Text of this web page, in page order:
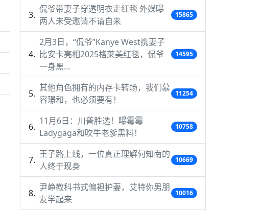
侃爷带妻子穿透明衣走红毯 外媒曝
两人未受邀请不请自来
15865
2月3日，“侃爷”Kanye West携妻子
比安卡亮相2025格莱美红毯，侃爷
一身黑…
14595
其他角色拥有的内存卡转场，我们慕
容璟和，也必须要有！
11254
11月6日：川普胜选！曝霉霉
Ladygaga和吹牛老爹黑料！
10758
王子路上线，一位真正理解何知南的
人终于现身
10669
尹峥教科书式偏袒护妻，艾特你男朋
友学起来
10016